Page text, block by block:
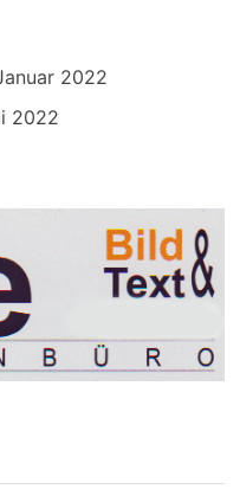
2022
2022